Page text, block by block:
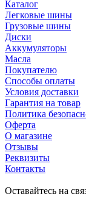
Каталог
Легковые шины
Грузовые шины
Диски
Аккумуляторы
Масла
Покупателю
Способы оплаты
Условия доставки
Гарантия на товар
Политика
Оферта
О магазине
Отзывы
Реквизиты
Контакты
Оставайтесь на